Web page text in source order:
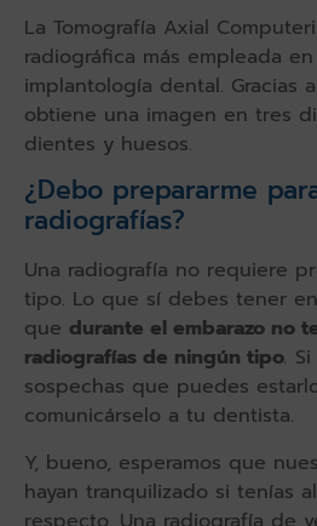
La Tomografía Axial
radiográfica más empleada
implantología dental. Gracias
obtiene una imagen en tres
dientes y huesos.
¿Debo prepararme
radiografías?
Una radiografía no requiere
tipo. Lo que sí debes tener
que durante el embarazo no
radiografías de ningún tipo.
sospechas que puedes
comunicárselo a tu dentista.
Y, bueno, esperamos que
hayan tranquilizado si tenías